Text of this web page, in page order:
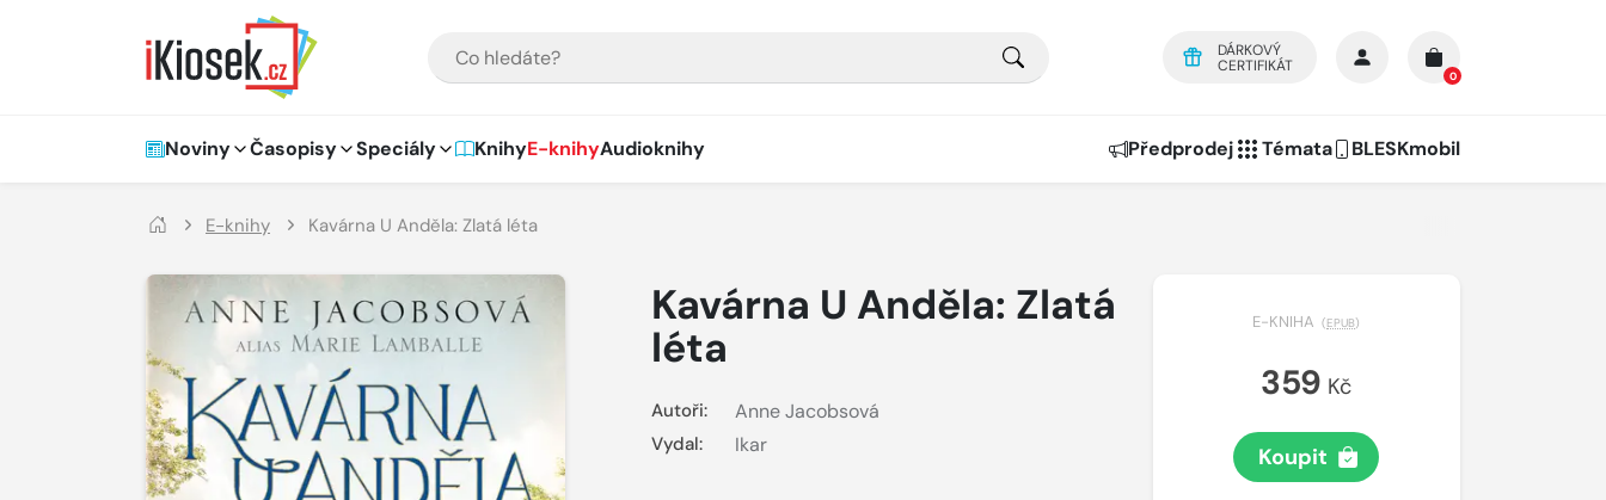
DÁRKOVÝ
CERTIFIKÁT
0
Hlavní navigace
Noviny Časopisy Speciály KnihyE-knihyAudioknihy Předprodej Témata BLESKmobil
E-knihy Kavárna U Anděla: Zlatá léta
Kavárna U Anděla: Zlatá
léta
Autoři: Anne Jacobsová
Vydal: Ikar
E-KNIHA (EPUB)
359 Kč
Koupit